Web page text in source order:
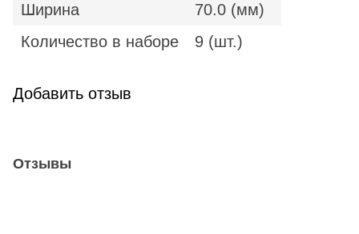
Ширина
70.0 (мм)
Количество в наборе
9 (шт.)
Добавить отзыв
Отзывы